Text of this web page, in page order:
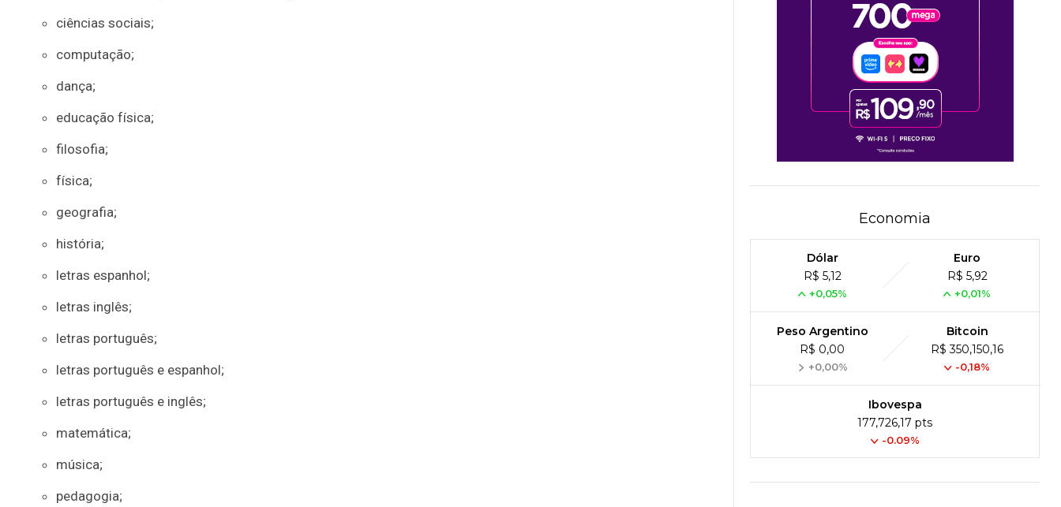
ciências sociais;
computação;
dança;
educação física;
filosofia;
física;
geografia;
história;
letras espanhol;
letras inglês;
letras português;
letras português e espanhol;
letras português e inglês;
matemática;
música;
pedagogia;
Economia
Dólar
R$ 5,12
+0,05%
Euro
R$ 5,92
+0,01%
Peso Argentino
R$ 0,00
+0,00%
Bitcoin
R$ 350,150,16
-0,18%
Ibovespa
177,726,17 pts
-0.09%